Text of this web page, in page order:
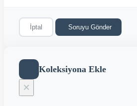
İptal Soruyu Gönder
Koleksiyona Ekle
×